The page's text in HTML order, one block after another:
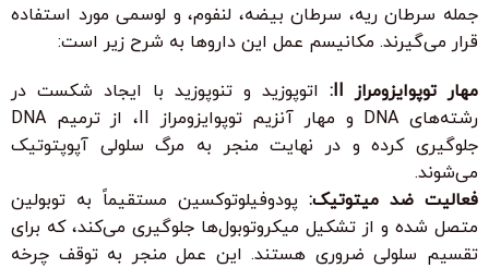
جمله سرطان ریه، سرطان بیضه، لنفوم، و لوسمی مورد استفاده
قرار می‌گیرند. مکانیسم عمل این داروها به شرح زیر است:
مهار توپوایزومراز II:
اتوپوزید و تنوپوزید با ایجاد شکست در
رشته‌های DNA و مهار آنزیم توپوایزومراز II، از ترمیم DNA
جلوگیری کرده و در نهایت منجر به مرگ سلولی آپوپتوتیک
می‌شوند.
فعالیت ضد میتوتیک: پودوفیلوتوکسین مستقیماً به توبولین
متصل شده و از تشکیل میکروتوبول‌ها جلوگیری می‌کند، که برای
تقسیم سلولی ضروری هستند. این عمل منجر به توقف چرخه